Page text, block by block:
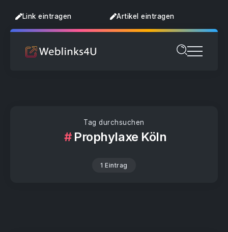
Link eintragen Artikel eintragen
Tag durchsuchen
Prophylaxe Köln
1 Eintrag